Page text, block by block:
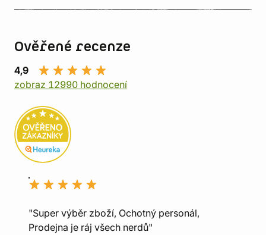
Ověřené recenze
4,9
zobraz 12990 hodnocení
"Super výběr zboží, Ochotný personál,
Prodejna je ráj všech nerdů"